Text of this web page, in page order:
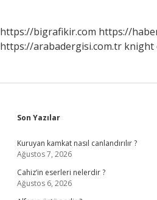
https://bigrafikir.com https://
https://arabadergisi.com.tr knight
Sidebar
Son Yazılar
Kuruyan kamkat nasıl canlandırılır ?
Ağustos 7, 2026
Cahiz’in eserleri nelerdir ?
Ağustos 6, 2026